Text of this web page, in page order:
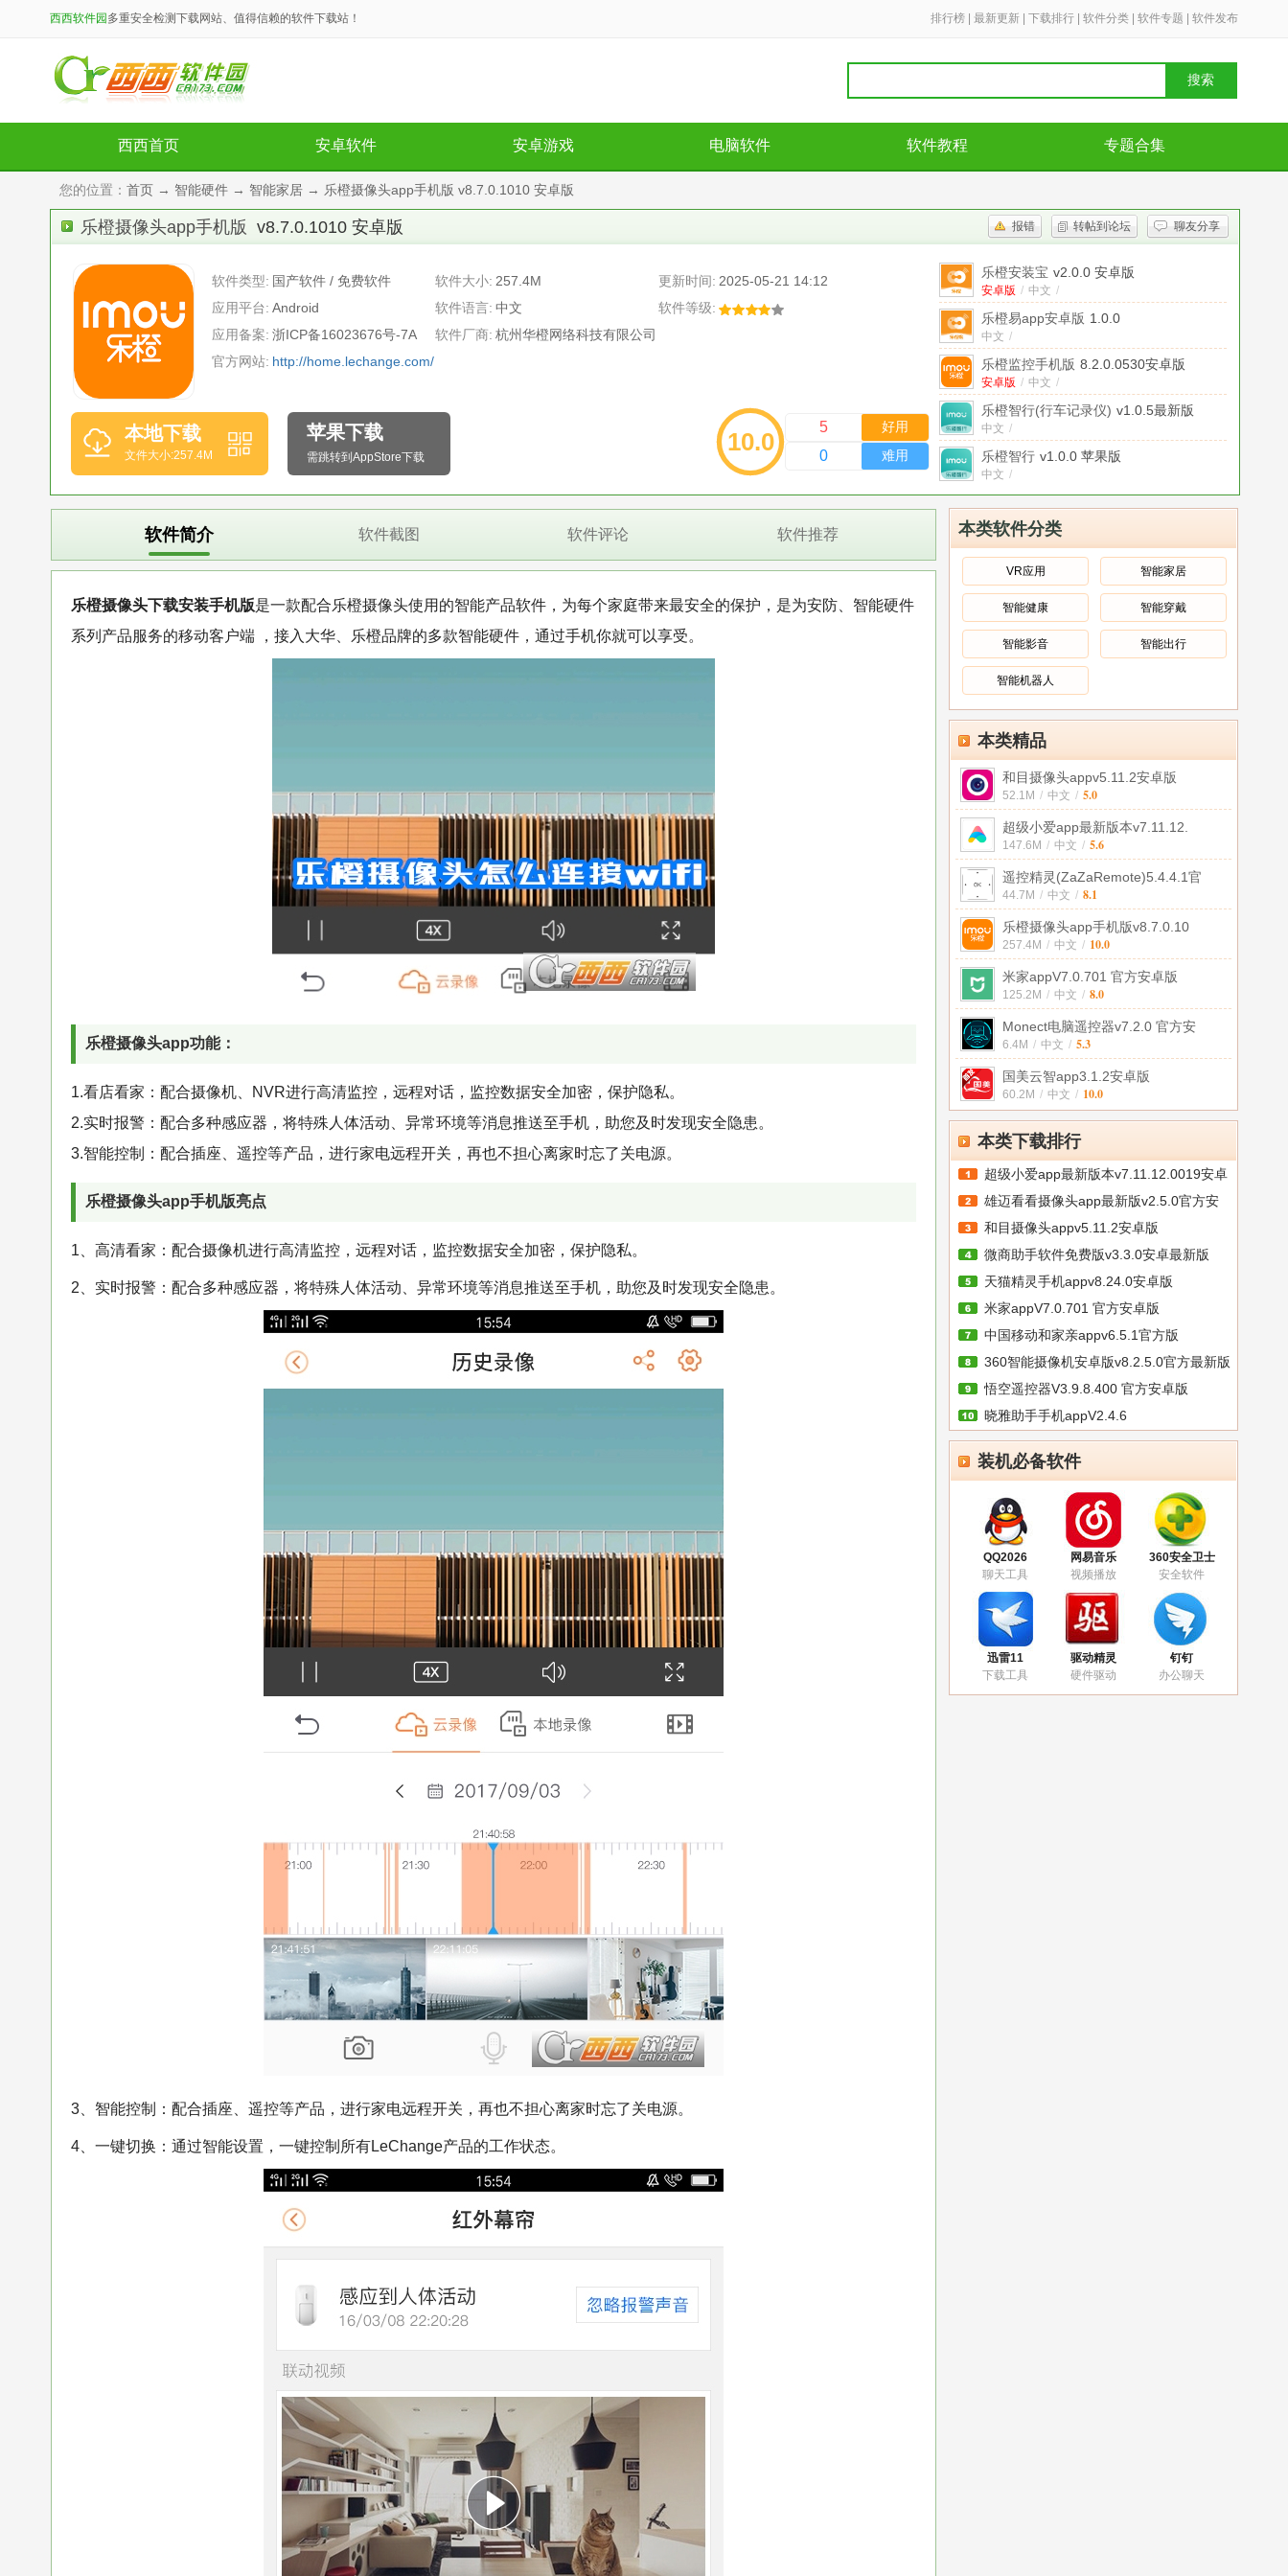
西西软件园 多重安全检测下载网站、值得信赖的软件下载站！ 排行榜 最新更新 下载排行 软件分类 软件专题 软件发布
搜索
西西首页 安卓软件 安卓游戏 电脑软件 软件教程 专题合集
您的位置： 首页 → 智能硬件 → 智能家居 → 乐橙摄像头app手机版 v8.7.0.1010 安卓版
乐橙摄像头app手机版 v8.7.0.1010 安卓版 报错 转帖到论坛 聊友分享
软件类型: 国产软件 / 免费软件 软件大小: 257.4M 更新时间: 2025-05-21 14:12
应用平台: Android 软件语言: 中文
软件等级:
应用备案: 浙ICP备16023676号-7A 软件厂商: 杭州华橙网络科技有限公司
官方网站: http://home.lechange.com/
本地下载
文件大小:257.4M
苹果下载
需跳转到AppStore下载
10.0
5 好用
0 难用
乐橙安装宝 v2.0.0 安卓版
安卓版 / 中文 /
乐橙易app安卓版 1.0.0
中文 /
乐橙监控手机版 8.2.0.0530安卓版
安卓版 / 中文 /
乐橙智行(行车记录仪) v1.0.5最新版
中文 /
乐橙智行 v1.0.0 苹果版
中文 /
中文 /
乐橙网校题库app 1.0.19安卓版
安卓版 / 中文
乐橙app v5.0.1
中文 /
乐橙含光实时监控 v1.3.0 官方版
官方版 / 中文 /
乐橙含光app
本类软件分类
VR应用 智能家居
智能健康 智能穿戴
智能影音 智能出行
智能机器人
本类精品
和目摄像头appv5.11.2安卓版
52.1M / 中文 / 5.0
超级小爱app最新版本v7.11.12.
147.6M / 中文 / 5.6
遥控精灵(ZaZaRemote)5.4.4.1官
44.7M / 中文 / 8.1
乐橙摄像头app手机版v8.7.0.10
257.4M / 中文 / 10.0
米家appV7.0.701 官方安卓版
125.2M / 中文 / 8.0
Monect电脑遥控器v7.2.0 官方安
6.4M / 中文 / 5.3
国美云智app3.1.2安卓版
60.2M / 中文 / 10.0
本类下载排行
超级小爱app最新版本v7.11.12.0019安卓
雄迈看看摄像头app最新版v2.5.0官方安
卓
和目摄像头appv5.11.2安卓版
微商助手软件免费版v3.3.0安卓最新版
天猫精灵手机appv8.24.0安卓版
米家appV7.0.701 官方安卓版
中国移动和家亲appv6.5.1官方版
360智能摄像机安卓版v8.2.5.0官方最新版
悟空遥控器V3.9.8.400 官方安卓版
晓雅助手手机appV2.4.6
装机必备软件
QQ2026
聊天工具
网易音乐
视频播放
360安全卫士
安全软件
迅雷11
下载工具
驱动精灵
硬件驱动
钉钉
办公聊天
软件简介 软件截图 软件评论 软件推荐
乐橙摄像头下载安装手机版是一款配合乐橙摄像头使用的智能产品软件，为每个家庭带来最安全的保护，是为安防、智能硬件
系列产品服务的移动客户端 ，接入大华、乐橙品牌的多款智能硬件，通过手机你就可以享受。
乐橙摄像头app功能：
1.看店看家：配合摄像机、NVR进行高清监控，远程对话，监控数据安全加密，保护隐私。
2.实时报警：配合多种感应器，将特殊人体活动、异常环境等消息推送至手机，助您及时发现安全隐患。
3.智能控制：配合插座、遥控等产品，进行家电远程开关，再也不担心离家时忘了关电源。
乐橙摄像头app手机版亮点
1、高清看家：配合摄像机进行高清监控，远程对话，监控数据安全加密，保护隐私。
2、实时报警：配合多种感应器，将特殊人体活动、异常环境等消息推送至手机，助您及时发现安全隐患。
3、智能控制：配合插座、遥控等产品，进行家电远程开关，再也不担心离家时忘了关电源。
4、一键切换：通过智能设置，一键控制所有LeChange产品的工作状态。